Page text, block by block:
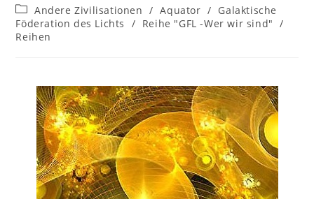
Andere Zivilisationen / Aquator / Galaktische
Föderation des Lichts
/ Reihe "GFL -Wer wir sind"
/
Reihen